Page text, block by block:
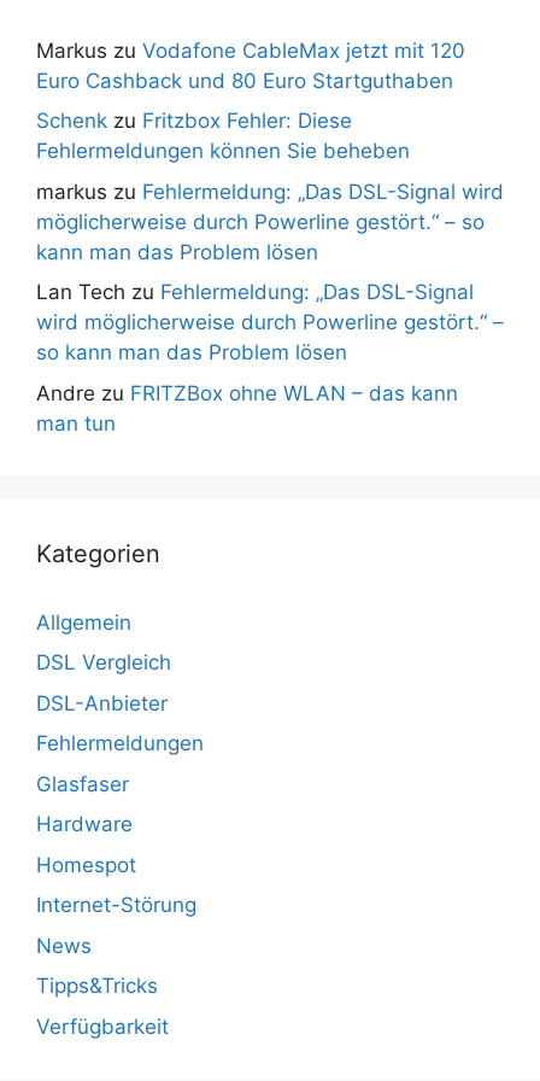
Markus zu Vodafone CableMax jetzt mit 120
Euro Cashback und 80 Euro Startguthaben
Schenk zu Fritzbox Fehler: Diese
Fehlermeldungen können Sie beheben
markus zu Fehlermeldung: „Das DSL-Signal wird
möglicherweise durch Powerline gestört.“ – so
kann man das Problem lösen
Lan Tech zu Fehlermeldung: „Das DSL-Signal
wird möglicherweise durch Powerline gestört.“ –
so kann man das Problem lösen
Andre zu FRITZBox ohne WLAN – das kann
man tun
Kategorien
Allgemein
DSL Vergleich
DSL-Anbieter
Fehlermeldungen
Glasfaser
Hardware
Homespot
Internet-Störung
News
Tipps&Tricks
Verfügbarkeit